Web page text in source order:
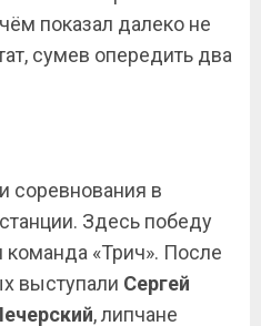
показал далеко не
сумев опередить два
соревнования в
Здесь победу
команда «Трич». После
выступали Сергей
, липчане